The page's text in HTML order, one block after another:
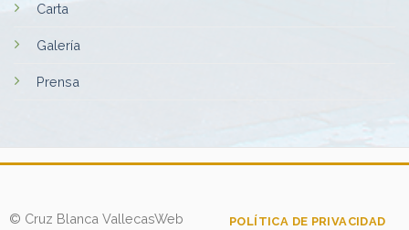
Carta
Galería
Prensa
© Cruz Blanca VallecasWeb
POLÍTICA DE PRIVACIDAD